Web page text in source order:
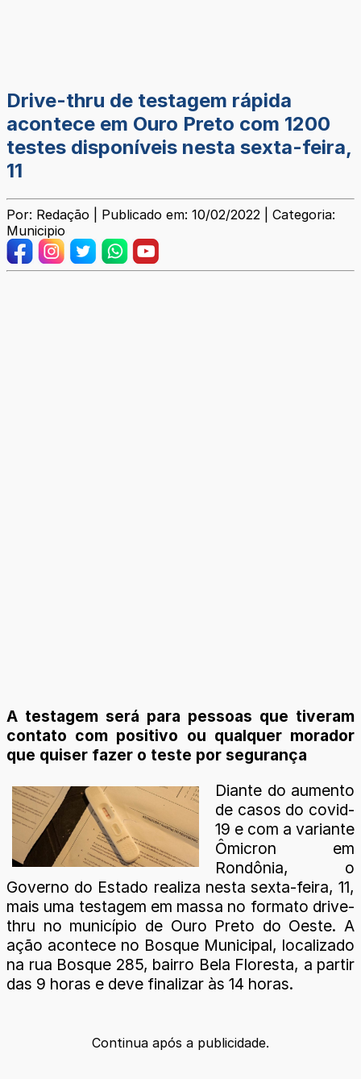
Drive-thru de testagem rápida
acontece em Ouro Preto com 1200
testes disponíveis nesta sexta-feira,
11
Por: Redação | Publicado em: 10/02/2022 | Categoria:
Municipio
A testagem será para pessoas que tiveram
contato com positivo ou qualquer morador
que quiser fazer o teste por segurança
Diante do aumento
de casos do covid-
19 e com a variante
Ômicron em
Rondônia, o
Governo do Estado realiza nesta sexta-feira, 11,
mais uma testagem em massa no formato drive-
thru no município de Ouro Preto do Oeste. A
ação acontece no Bosque Municipal, localizado
na rua Bosque 285, bairro Bela Floresta, a partir
das 9 horas e deve finalizar às 14 horas.
Continua após a publicidade.